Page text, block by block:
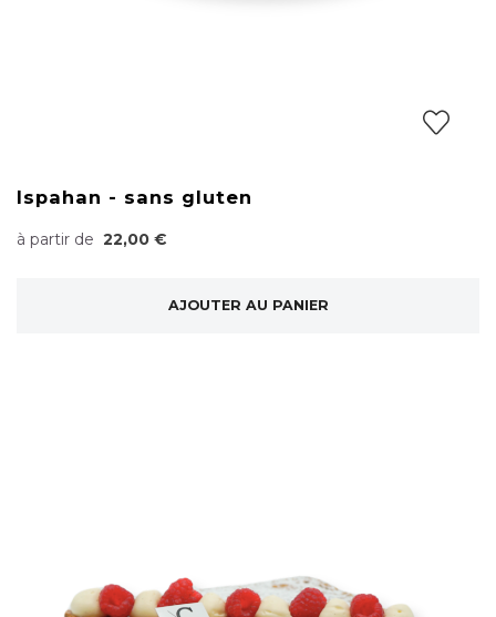
Ispahan - sans gluten
à partir de 22,00 €
AJOUTER AU PANIER